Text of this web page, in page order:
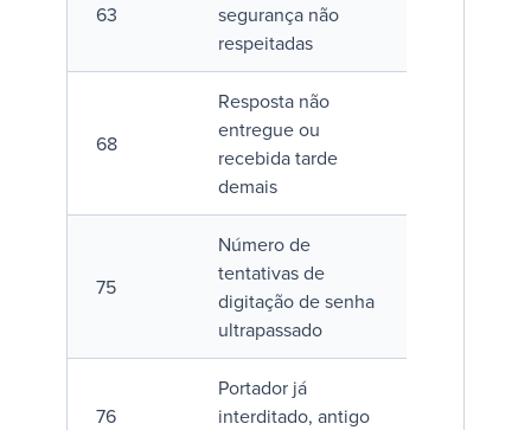
63
segurança não
respeitadas
68
Resposta não
entregue ou
recebida tarde
demais
75
Número de
tentativas de
digitação de senha
ultrapassado
76
Portador já
interditado, antigo